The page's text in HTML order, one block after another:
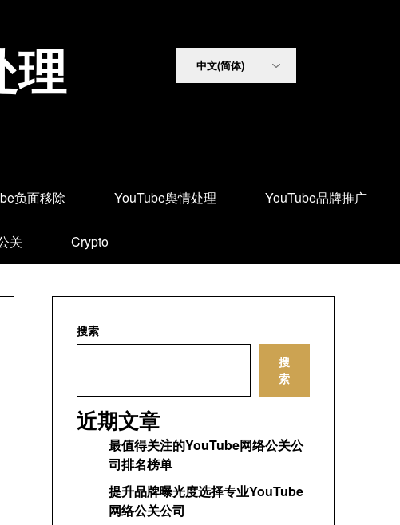
理
负面移除 YouTube舆情处理 YouTube品牌推广
关 Crypto
搜索
搜
索
近期文章
最值得关注的YouTube网络公关公
司排名榜单
提升品牌曝光度选择专业YouTube
网络公关公司